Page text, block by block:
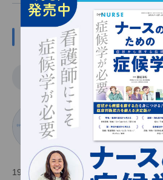
この記事の関係者
執筆
いわたけんたろう
岩田健太郎
神戸大学大学院教授・感染症
院感染症内科
1997年島根医科大学卒業。沖縄県立中